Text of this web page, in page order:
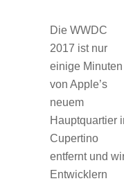
Die WWDC
2017 ist nur
einige Minuten
von Apple’s
neuem
Hauptquartier
Cupertino
entfernt und
Entwicklern